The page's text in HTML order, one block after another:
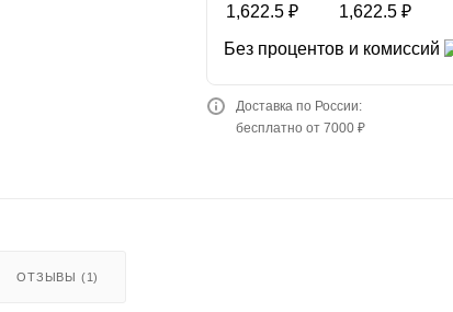
1,622.5 ₽ 1,622.5 ₽
Без процентов и комиссий
Доставка по России:
бесплатно от 7000 ₽
ОТЗЫВЫ (1)